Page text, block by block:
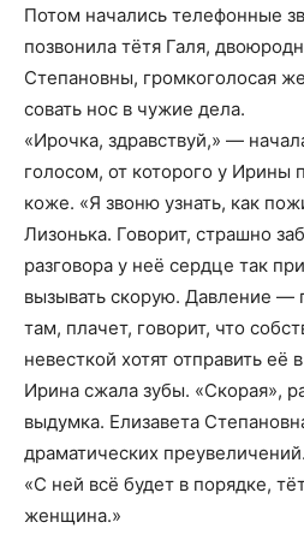
Потом начались телефонные
позвонила тётя Галя,
Степановны, громкоголосая
совать нос в чужие дела.
«Ирочка, здравствуй,» —
голосом, от которого у
коже. «Я звоню узнать, как
Лизонька. Говорит, страшно
разговора у неё сердце так
вызывать скорую. Давление —
там, плачет, говорит, что
невесткой хотят отправить её
Ирина сжала зубы. «Скорая»,
выдумка. Елизавета
драматических преувеличений.
«С ней всё будет в порядке,
женщина.»